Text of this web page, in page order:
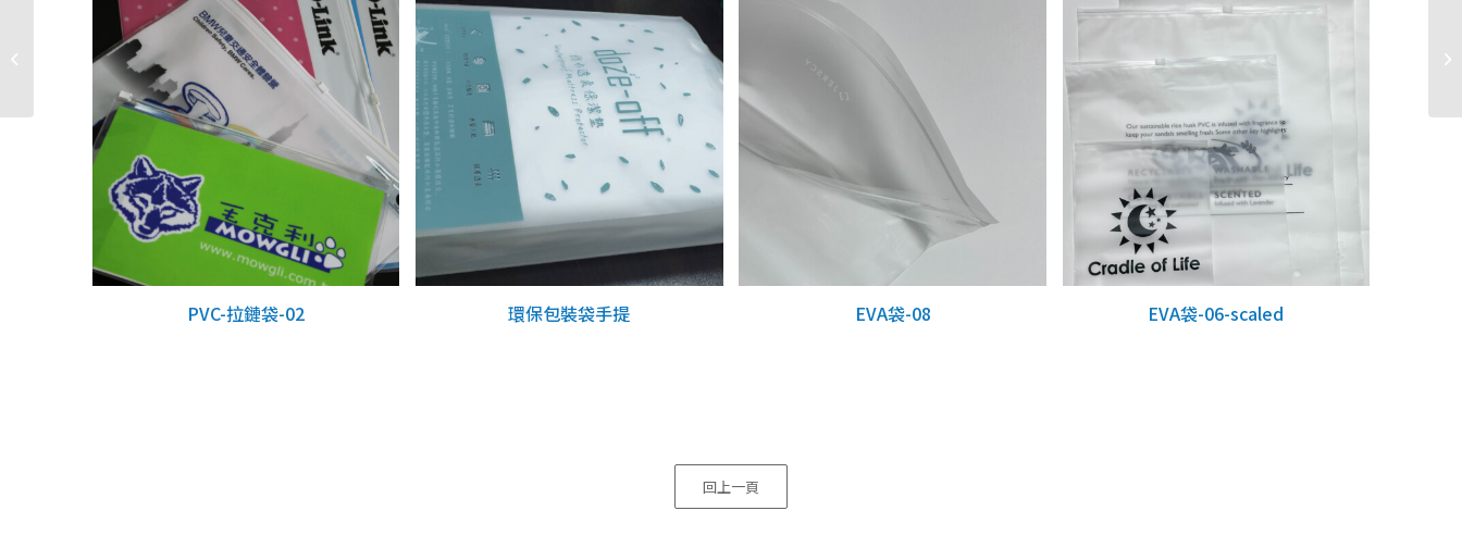
PVC-拉鏈袋-02 環保包裝袋手提 EVA袋-08 EVA袋-06-scaled
回上一頁
EVA-拉鏈袋-05-scaled